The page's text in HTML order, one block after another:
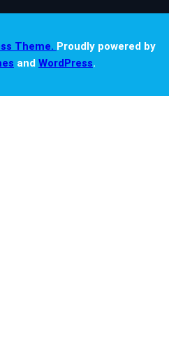
Theme. Proudly powered by
and WordPress.